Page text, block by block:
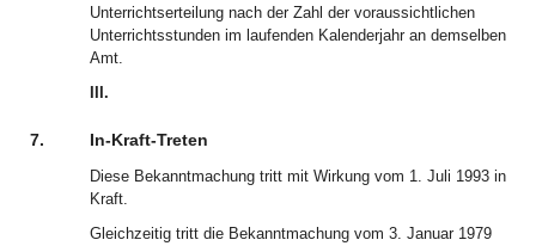
Unterrichtserteilung nach der Zahl der voraussichtlichen
Unterrichtsstunden im laufenden Kalenderjahr an demselben
Amt.
III.
7. In-Kraft-Treten
Diese Bekanntmachung tritt mit Wirkung vom 1. Juli 1993 in
Kraft.
Gleichzeitig tritt die Bekanntmachung vom 3. Januar 1979